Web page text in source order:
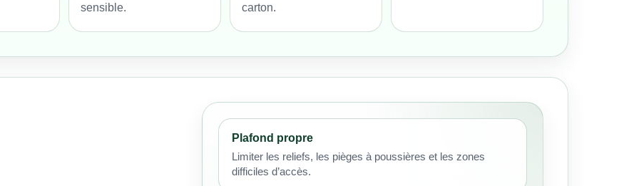
sensible.
carton.
Plafond propre
Limiter les reliefs, les pièges à poussières et les zones
difficiles d’accès.